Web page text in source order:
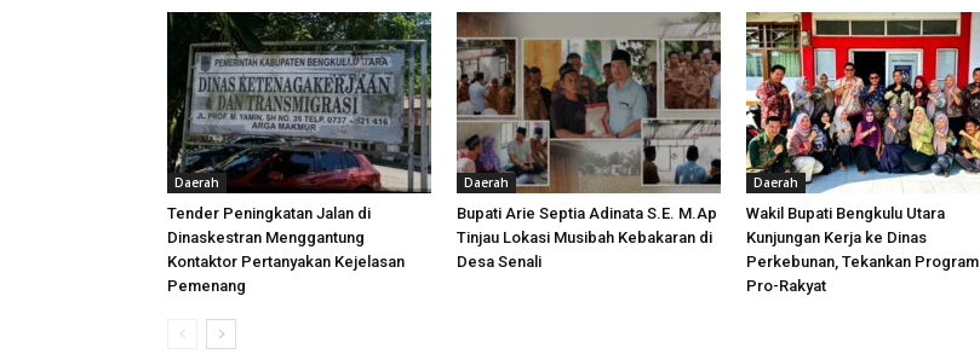
Daerah
Tender Peningkatan Jalan di
Dinaskestran Menggantung
Kontaktor Pertanyakan Kejelasan
Pemenang
Daerah
Bupati Arie Septia Adinata S.E. M.Ap
Tinjau Lokasi Musibah Kebakaran di
Desa Senali
Daerah
Wakil Bupati Bengkulu Utara
Kunjungan Kerja ke Dinas
Perkebunan, Tekankan Program
Pro-Rakyat